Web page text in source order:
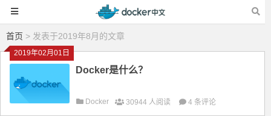
首页 > 发表于2019年8月的文章
2019年02月01日
Docker是什么？
Docker 30944 人阅读 4 条评论